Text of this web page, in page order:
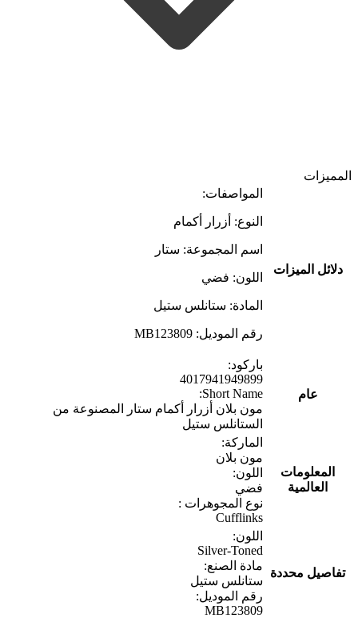
المميزات
دلائل الميزات
المواصفات:
النوع: أزرار أكمام
اسم المجموعة: ستار
اللون: فضي
المادة: ستانلس ستيل
رقم الموديل: MB123809
عام
باركود:
4017941949899
Short Name:
مون بلان أزرار أكمام ستار المصنوعة من
الستانلس ستيل
المعلومات
العالمية
الماركة:
مون بلان
اللون:
فضي
نوع المجوهرات :
Cufflinks
تفاصيل محددة
اللون:
Silver-Toned
مادة الصنع:
ستانلس ستيل
رقم الموديل:
MB123809